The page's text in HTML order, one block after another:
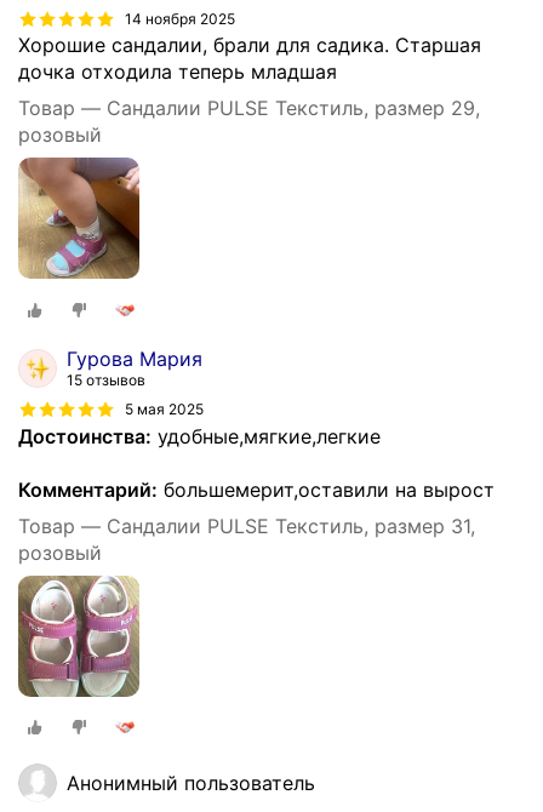
14 ноября 2025
Хорошие сандалии, брали для садика. Старшая
дочка отходила теперь младшая
Товар — Сандалии PULSE Текстиль, размер 29,
розовый
Гурова Мария
15 отзывов
5 мая 2025
Достоинства: удобные,мягкие,легкие
Комментарий: большемерит,оставили на вырост
Товар — Сандалии PULSE Текстиль, размер 31,
розовый
Анонимный пользователь